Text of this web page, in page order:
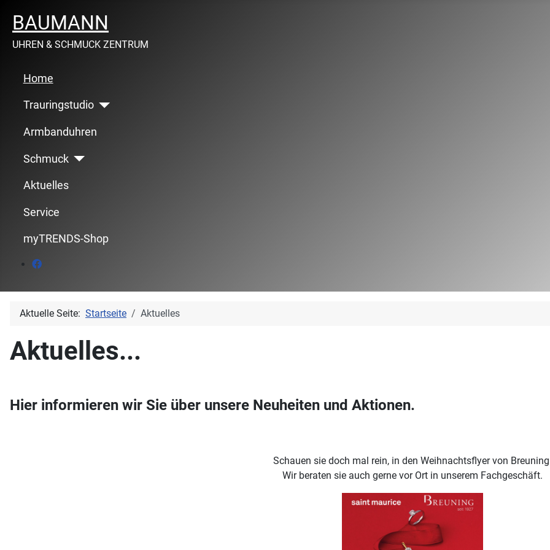
BAUMANN
UHREN & SCHMUCK ZENTRUM
Home
Trauringstudio
Armbanduhren
Schmuck
Aktuelles
Service
myTRENDS-Shop
Aktuelle Seite: Startseite Aktuelles
Aktuelles...
Hier informieren wir Sie über unsere Neuheiten und Aktionen.
Schauen sie doch mal rein, in den Weihnachtsflyer von
Wir beraten sie auch gerne vor Ort in unserem Fachgeschäft.